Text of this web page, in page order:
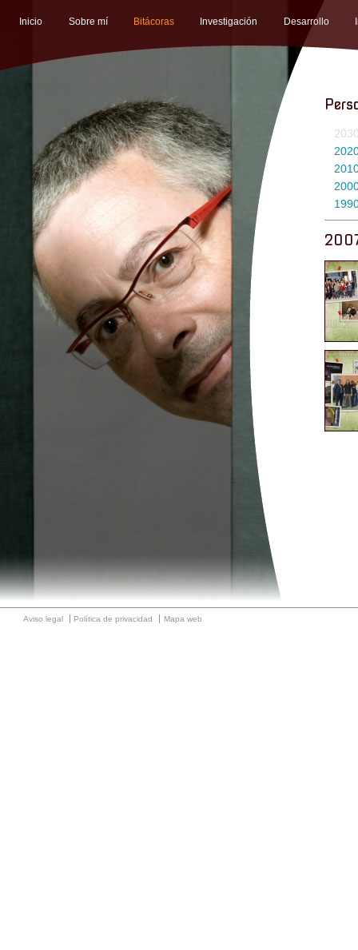
Inicio Sobre mí Bitácoras Investigación Desarrollo
Aviso legal Política de privacidad Mapa web